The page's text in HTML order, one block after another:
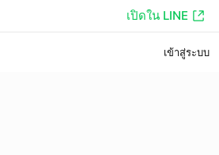
เปิดใน LINE
เข้าสู่ระบบ